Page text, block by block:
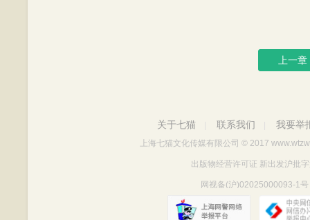
上一章
关于七猫 联系我们 我要举
上海七猫文化传媒有限公司 © 2017
出版物经营许可证 新出发沪批
网视备(沪)02025000093-1